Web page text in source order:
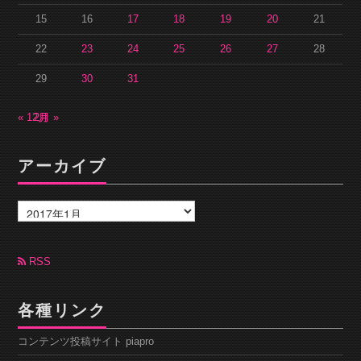
15 16 17 18 19 20 21
22 23 24 25 26 27 28
29 30 31
« 12月2月 »
アーカイブ
ー
カ
ブ RSS
各種リンク
コンテンツ投稿サイト piapro